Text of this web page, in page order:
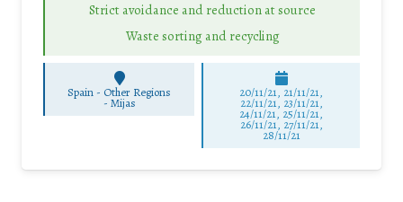
Strict avoidance and reduction at source
Waste sorting and recycling
Spain - Other Regions
- Mijas
20/11/21, 21/11/21,
22/11/21, 23/11/21,
24/11/21, 25/11/21,
26/11/21, 27/11/21,
28/11/21